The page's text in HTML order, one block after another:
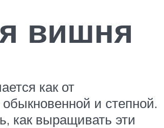
вишня
как от
и степной.
как выращивать эти